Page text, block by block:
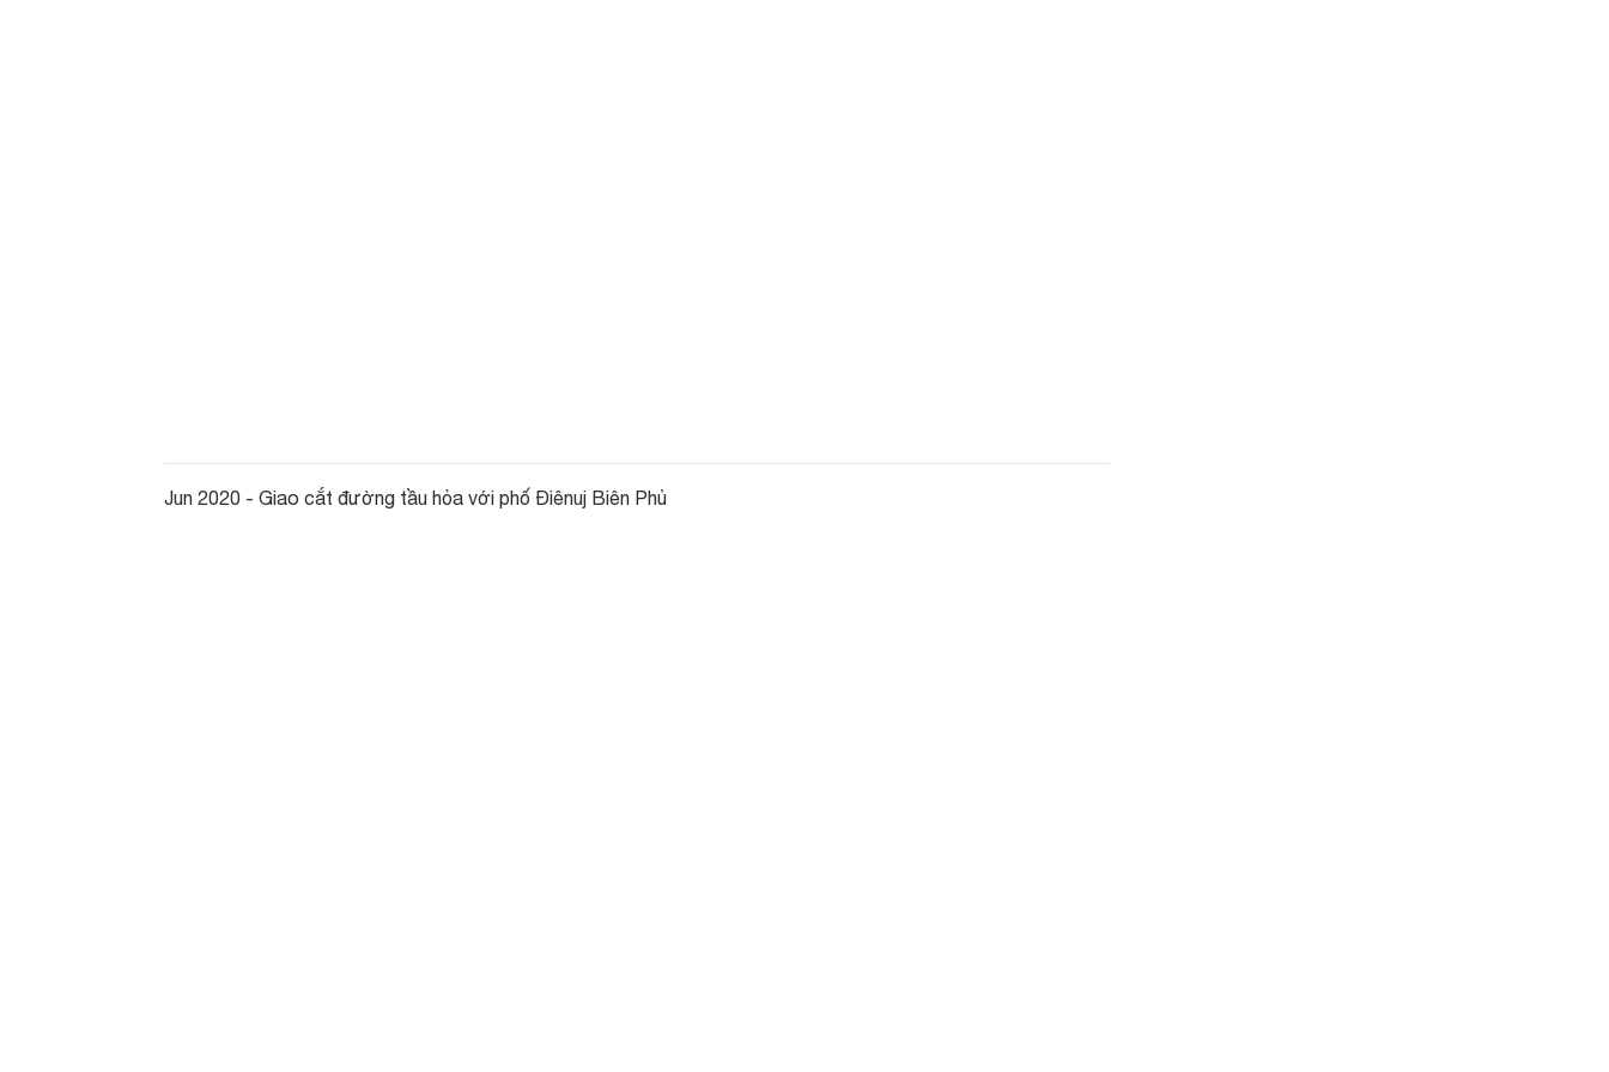
Jun 2020 - Giao cắt đường tầu hỏa với phố Điênuj Biên Phủ